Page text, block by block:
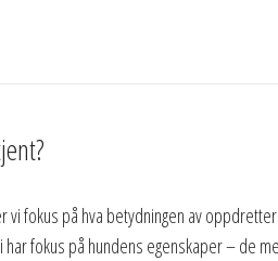
vi fokus på hva betydningen av
har fokus på hundens egenskaper – de